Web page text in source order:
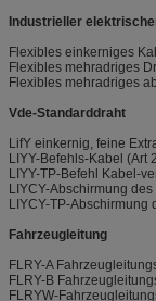
Industrieller
Flexibles einkerniges
Flexibles mehradriges
Flexibles mehradriges
Vde-Standarddraht
LifY einkernig, feine
LIYY-Befehls-Kabel (Art
LIYY-TP-Befehl Kabel-
LIYCY-Abschirmung
LIYCY-TP-Abschirmung
Fahrzeugleitung
FLRY-A
FLRY-B
FLRYW-